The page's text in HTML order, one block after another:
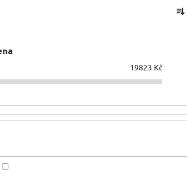
a
o
d
t
19823 Kč